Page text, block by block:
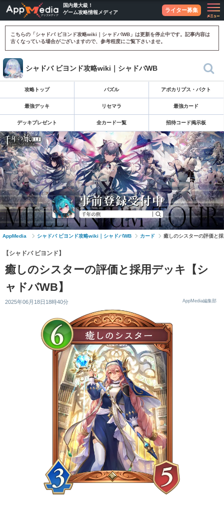
国内最大級！
ゲーム攻略情報メディア
ライター募集
こちらの「シャドバ ビヨンド攻略wiki｜シャドバWB」は更新を停止中です。記事内容は
古くなっている場合がございますので、参考程度にご覧下さいませ。
シャドバ ビヨンド攻略wiki｜シャドバWB
攻略トップ パズル アポカリプス・パクト
最強デッキ リセマラ 最強カード
デッキプレゼント 全カード一覧 招待コード掲示板
AppMedia シャドバ ビヨンド攻略wiki｜シャドバWB カード 癒しのシスターの評価と
【シャドバ ビヨンド】
癒しのシスターの評価と採用デッキ【シ
ャドバWB】
2025年06月18日18時40分 AppMedia編集部